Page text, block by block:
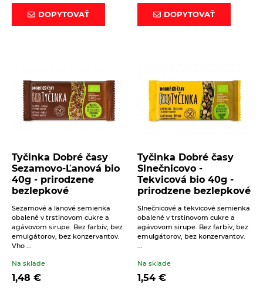
DOPYTOVAŤ DOPYTOVAŤ
Tyčinka Dobré časy
Sezamovo-Ľanová bio
40g - prirodzene
bezlepkové
Sezamové a ľanové semienka
obalené v trstinovom cukre a
agávovom sirupe. Bez farbív, bez
emulgátorov, bez konzervantov.
Vho ...
Na sklade
1,48 €
Tyčinka Dobré časy
Slnečnicovo -
Tekvicová bio 40g -
prirodzene bezlepkové
Slnečnicové a tekvicové semienka
obalené v trstinovom cukre a
agávovom sirupe. Bez farbív, bez
emulgátorov, bez konzervantov.
...
Na sklade
1,54 €